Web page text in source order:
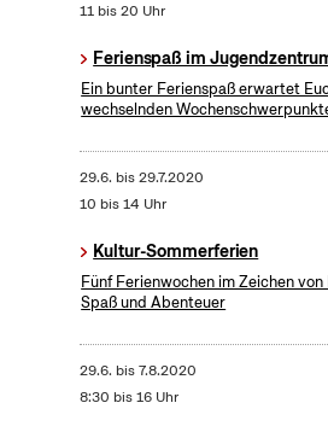
11 bis 20 Uhr
Ferienspaß im
Ein bunter Ferienspaß erwartet
wechselnden
29.6. bis29.7.2020
10 bis 14 Uhr
Kultur-Sommerferien
Fünf Ferienwochen im Zeichen von
Spaß und Abenteuer
29.6. bis7.8.2020
8:30 bis 16 Uhr